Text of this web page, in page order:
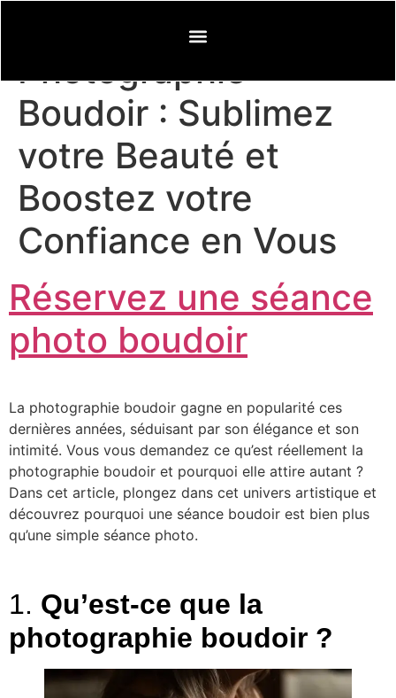
Découvrez la
Photographie
Boudoir : Sublimez
votre Beauté et
Boostez votre
Confiance en Vous
Réservez une séance
photo boudoir
La photographie boudoir gagne en popularité ces
dernières années, séduisant par son élégance et son
intimité. Vous vous demandez ce qu’est réellement la
photographie boudoir et pourquoi elle attire autant ?
Dans cet article, plongez dans cet univers artistique et
découvrez pourquoi une séance boudoir est bien plus
qu’une simple séance photo.
1. Qu’est-ce que la
photographie boudoir ?